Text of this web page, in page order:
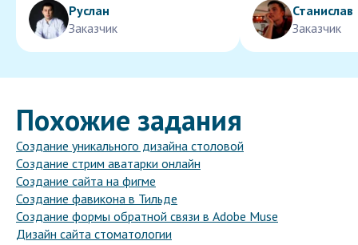
Руслан
Заказчик
Станислав
Заказчик
Похожие задания
Создание уникального дизайна столовой
Создание стрим аватарки онлайн
Создание сайта на фигме
Создание фавикона в Тильде
Создание формы обратной связи в Adobe Muse
Дизайн сайта стоматологии